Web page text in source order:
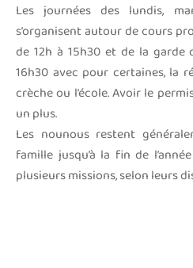
Les journées des lundis,
s’organisent autour de cours
de 12h à 15h30 et de la garde
16h30 avec pour certaines, la
crèche ou l’école. Avoir le
un plus.
Les nounous restent
famille jusqu’à la fin de
plusieurs missions, selon leurs